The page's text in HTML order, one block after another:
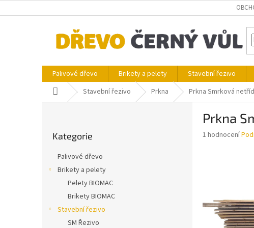
na
Palivové dřevo Brikety a pelety Stavební řezivo
Domů Stavební řezivo Prkna Prkna Smrková
kategorie
Kategorie
Palivové dřevo
Brikety a pelety
Pelety BIOMAC
Brikety BIOMAC
Stavební řezivo
SM Řezivo
Prkna
Průměrné
hvězdiček.
1 hodnocení